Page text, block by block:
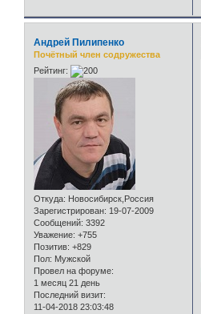
Андрей Пилипенко
Почётный член содружества
Рейтинг:
Откуда: Новосибирск,Россия
Зарегистрирован: 19-07-2009
Сообщений: 3392
Уважение: +755
Позитив: +829
Пол: Мужской
Провел на форуме:
1 месяц 21 день
Последний визит:
11-04-2018 23:03:48